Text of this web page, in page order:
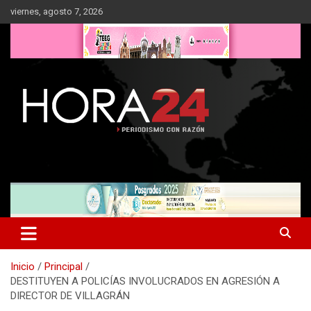
Saltar
al
viernes, agosto 7, 2026
Inicio
Principal
DESTITUYEN A POLICÍAS INVOLUCRADOS EN AGRESIÓN A
DIRECTOR DE VILLAGRÁN